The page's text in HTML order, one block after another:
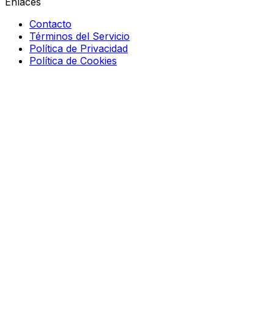
Contacto
Términos del Servicio
Política de Privacidad
Política de Cookies